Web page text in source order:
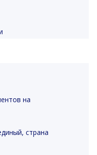
на
страна